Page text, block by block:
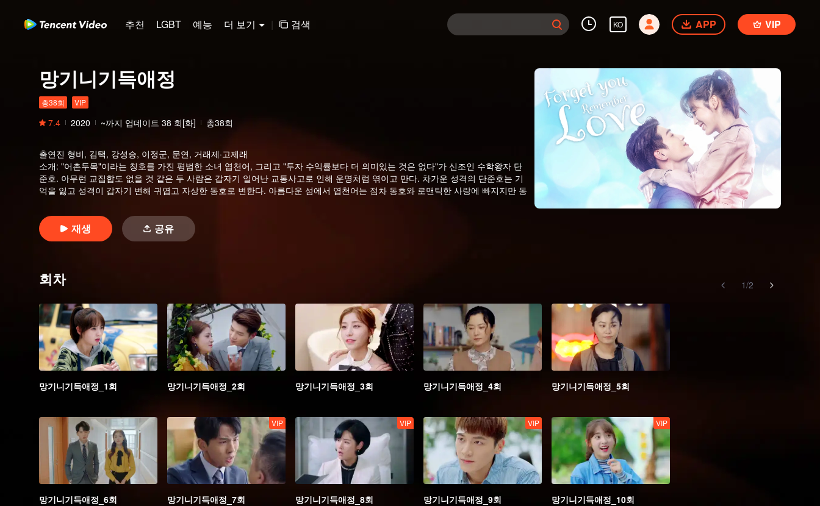
추천 LGBT 예능 더 보기 | 검색 KO APP VIP
망기니기득애정
총38회 VIP
7.4 2020 ~까지 업데이트 38 회[화] 총38회
출연진 형비, 김택, 강성승, 이정군, 문연, 거래제·고제래
소개: "어촌두목"이라는 칭호를 가진 평범한 소녀 엽천어, 그리고 "투자 수익률보다 더 의미있는 것은 없다"가 신조인 수학왕자 단
준호. 아무런 교집합도 없을 것 같은 두 사람은 갑자기 일어난 교통사고로 인해 운명처럼 엮이고 만다. 차가운 성격의 단준호는 기
억을 잃고 성격이 갑자기 변해 귀엽고 자상한 동호로 변한다. 아름다운 섬에서 엽천어는 점차 동호와 로맨틱한 사랑에 빠지지만 동
되찾고 예전의 얼음왕자로 돌아간다. 엽천어와 섬에서 서로 사랑에 빠졌던 기억도 그만 잊고 만다. 그리고 엽천어는 한편으로 단준
호가 이끄는 Senwell 그룹이 진행하려는 대규모 재건축 프로젝트에 맞서면서 한편으로 기억을 잃은 애인을 되찾기 위해 고군분투
한다. 사랑과 생계의 이중 스트레스 속에서 엽천어는 부단히 성장한다...
재생 공유
회차 1/2
망기니기득애정_1회 망기니기득애정_2회 망기니기득애정_3회 망기니기득애정_4회 망기니기득애정_5회
망기니기득애정_6회
VIP
망기니기득애정_7회
VIP
망기니기득애정_8회
VIP
망기니기득애정_9회
VIP
망기니기득애정_10회